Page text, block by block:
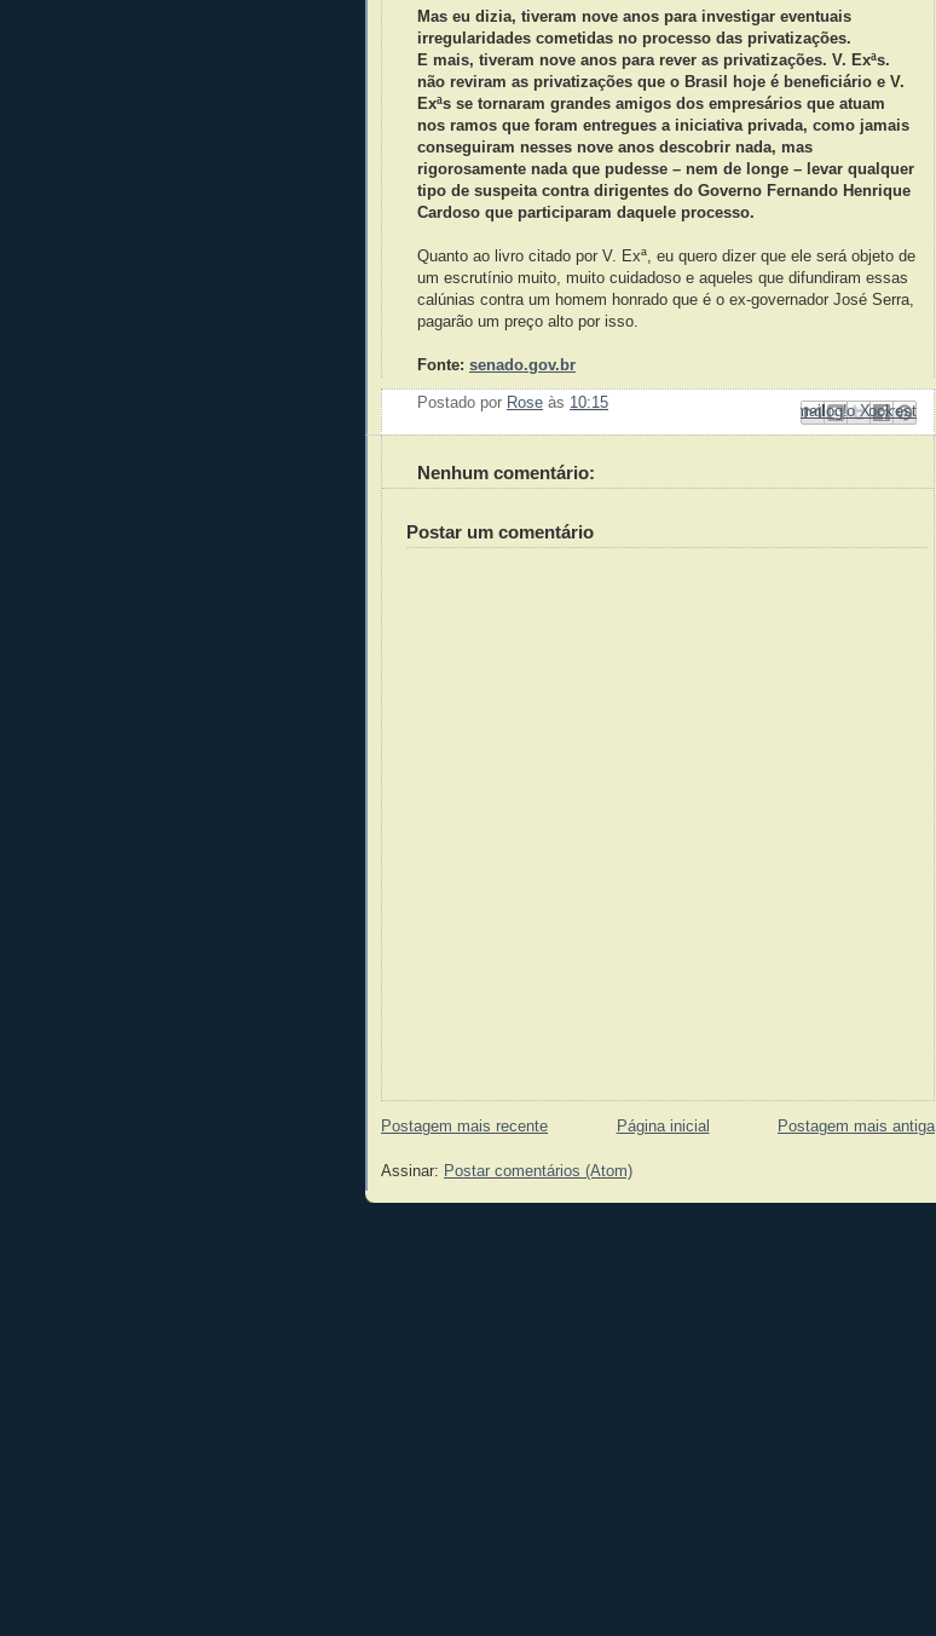
Mas eu dizia, tiveram nove anos para investigar eventuais
irregularidades cometidas no processo das privatizações.
E mais, tiveram nove anos para rever as privatizações. V. Exªs.
não reviram as privatizações que o Brasil hoje é beneficiário e V.
Exªs se tornaram grandes amigos dos empresários que atuam
nos ramos que foram entregues a iniciativa privada, como jamais
conseguiram nesses nove anos descobrir nada, mas
rigorosamente nada que pudesse – nem de longe – levar qualquer
tipo de suspeita contra dirigentes do Governo Fernando Henrique
Cardoso que participaram daquele processo.
Quanto ao livro citado por V. Exª, eu quero dizer que ele será objeto de
um escrutínio muito, muito cuidadoso e aqueles que difundiram essas
calúnias contra um homem honrado que é o ex-governador José Serra,
pagarão um preço alto por isso.
Fonte: senado.gov.br
Postado por Rose às 10:15 Enviar por e-mail
Postar no blog!
Compartilhar no X
Compartilhar no Facebook
Compartilhar com o Pinterest
Nenhum comentário:
Postar um comentário
Postagem mais recente Postagem mais antiga
Página inicial
Assinar: Postar comentários (Atom)